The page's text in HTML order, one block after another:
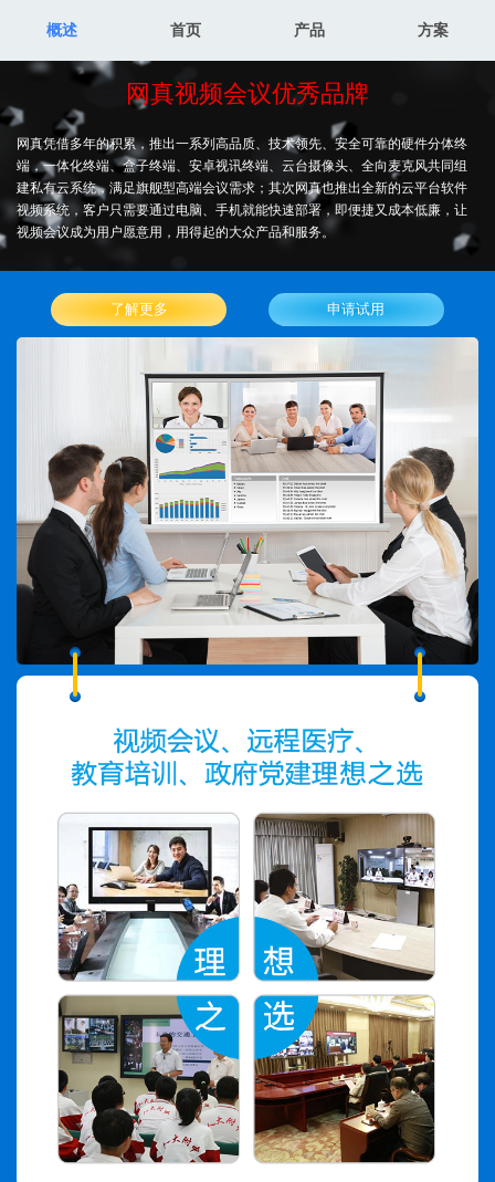
概述 首页 产品 方案
网真视频会议优秀品牌
网真凭借多年的积累，推出一系列高品质、技术领先、安全可靠的硬件分体终
端，一体化终端、盒子终端、安卓视讯终端、云台摄像头、全向麦克风共同组
建私有云系统，满足旗舰型高端会议需求；其次网真也推出全新的云平台软件
视频系统，客户只需要通过电脑、手机就能快速部署，即便捷又成本低廉，让
视频会议成为用户愿意用，用得起的大众产品和服务。
了解更多 申请试用